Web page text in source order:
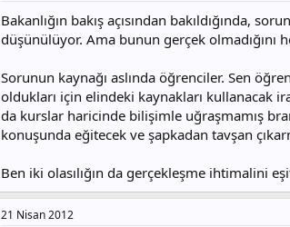
Bakanlığın bakış açısından bakıldığında,
düşünülüyor. Ama bunun gerçek olmadığını
Sorunun kaynağı aslında öğrenciler. Sen
oldukları için elindeki kaynakları kullanacak
da kurslar haricinde bilişimle uğraşmamış
konuşunda eğitecek ve şapkadan tavşan
Ben iki olasılığın da gerçekleşme ihtimalini
21 Nisan 2012